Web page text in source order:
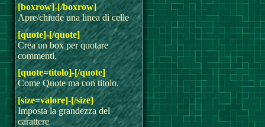
[boxrow]-[/boxrow]
Apre/chiude una linea di celle
[quote]-[/quote]
Crea un box per quotare
commenti.
[quote=titolo]-[/quote]
Come Quote ma con titolo.
[size=valore]-[/size]
Imposta la grandezza del
carattere